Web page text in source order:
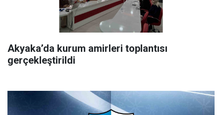
Akyaka’da kurum amirleri toplantısı
gerçekleştirildi